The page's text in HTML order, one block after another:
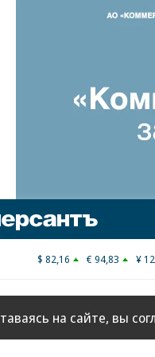
$ 82,16 € 94,83 ¥
на сайте, вы